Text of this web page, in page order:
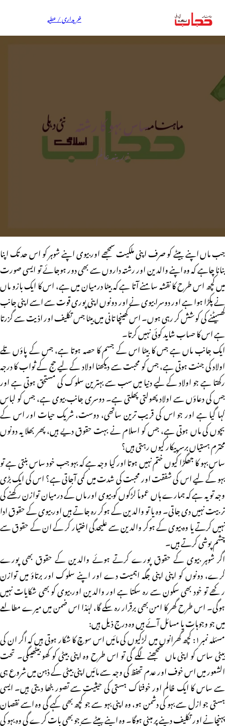
خریداری / عطیہ
ساس بہو کا رشتہ
زرینہ عالم
جب ماں اپنے بیٹے کو صرف اپنی ملکیت سمجھے اور بیوی اپنے شوہر کو اس حد تک اپنا
بنانا چاہے کہ وہ اپنے والدین اور رشتہ داروں سے بھی دور ہوجائے تو ایسی صورت
میں کچھ اس طرح کا نقشہ سامنے آتا ہے کہ بیٹا درمیان میں ہے، اس کا ایک بازو ماں
نے پکڑا ہوا ہے اور دوسرا بیوی نے اور دونوں اپنی پوری قوت سے اسے اپنی جانب
گھسیٹنے کی کوشش کر رہی ہوں۔ اس کھینچا تانی میں بیٹا جس تکلیف اور اذیت سے گزرتا
ہے اس کا حساب شاید کوئی نہیں کرتا۔
ایک جانب ماں ہے جس کا بیٹا اس کے جسم کا حصہ ہوتا ہے، جس کے پاؤں تلے
اولاد کی جنت ہوتی ہے، جس کو محبت سے دیکھنا اولاد کے لیے حج کے ثواب کا درجہ
رکھتا ہے جو اولاد کے لیے دنیا میں سب سے بہترین سلوک کی مستحق ہوتی ہے اور
جس کی دعاؤں سے اولاد پھولتی پھلتی ہے۔ دوسری جانب بیوی ہے، جس کو لباس
کہا گیا ہے اور جو اس کی قریب ترین ساتھی، دوست، شریک حیات اور اس کے
بچوں کی ماں ہوتی ہے، جس کو اسلام نے بہت حقوق دیے ہیں، پھر بھلا یہ دونوں
محترم ہستیاں برسر پیکار کیوں رہتی ہیں؟
ساس بہو کا جھگڑا کیوں ختم نہیں ہوتا اور کیا وجہ ہے کہ بہو جب خود ساس بنتی ہے تو
بہو کے لیے اس کی شفقت اور محبت کی شدت میں کمی آجاتی ہے؟ اس کی ایک بڑی
وجہ تو یہ ہے کہ ہمارے ہاں عموماً لڑکوں کو بیوی اور ماں کے درمیان توازن رکھنے کی
تربیت نہیں دی جاتی۔ وہ یا تو والدین کے ہوکر رہ جاتے ہیں اور بیوی کے حقوق ادا
نہیں کرتے یا وہ بیوی کے ہوکر والدین سے علیحدگی اختیار کر کے ان کے حقوق سے
چشم پوشی کرتے ہیں۔
اگر شوہر بیوی کے حقوق پورے کرتے ہوئے والدین کے حقوق بھی پورے
کرے، دونوں کو اپنی اپنی جگہ اہمیت دے اور اپنے سلوک اور برتاؤ میں توازن
رکھے تو خود بھی سکون سے رہ سکتا ہے اور والدین اور بیوی کو بھی شکایات نہیں
ہوگی۔ اس طرح گھر کا امن بھی برقرار رہ سکے گا، لہٰذا اس ضمن میں میرے مطالعے
میں جو وجوہات یا مسائل آئے ہیں وہ درج ذیل ہیں:
مسئلہ نمبر۱: کچھ گھرانوں میں لڑکیوں کی مائیں اس سوچ کا شکار ہوتی ہیں کہ اگر ان کی
بیٹی ساس کو اپنی ماں سمجھنے لگے گی تو اس طرح وہ اپنی بیٹی کو کھو بیٹھیںگی۔ تحت
الشعور میں اس خوف اور عدم تحفظ کی وجہ سے مائیں اپنی بیٹی کے ذہن میں شروع ہی
سے ساس کا ایک ظالم اور خوفناک ہستی کی حیثیت سے تصور بٹھا دیتی ہیں۔ ایسی
ہستی جو ازل سے بہو کی دشمن ہو، وہ اپنی بہو سے جو کچھ بھی کہے گی وہ اسے نقصان
پہنچانے اور تکلیف دینے پر مبنی ہوگا۔ وہ اپنے بیٹے سے جو بھی بات کرے گی وہ بہو کی